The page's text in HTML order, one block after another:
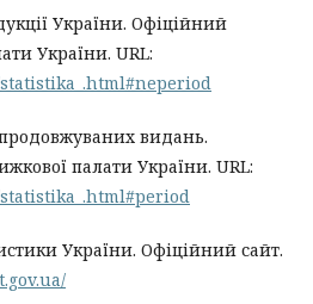
України. Офіційний
України. URL:
видань.
палати України. URL:
України. Офіційний сайт.